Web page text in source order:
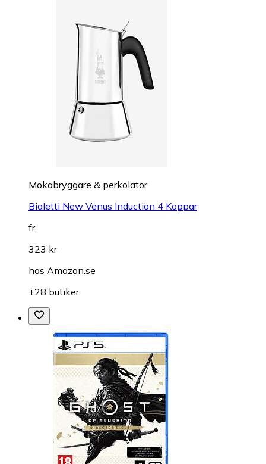
Mokabryggare & perkolator
Bialetti New Venus Induction 4 Koppar
fr.
323 kr
hos Amazon.se
+28 butiker